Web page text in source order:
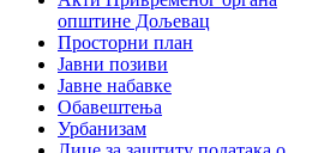
општине Дољевац
Просторни план
Јавни позиви
Јавне набавке
Обавештења
Урбанизам